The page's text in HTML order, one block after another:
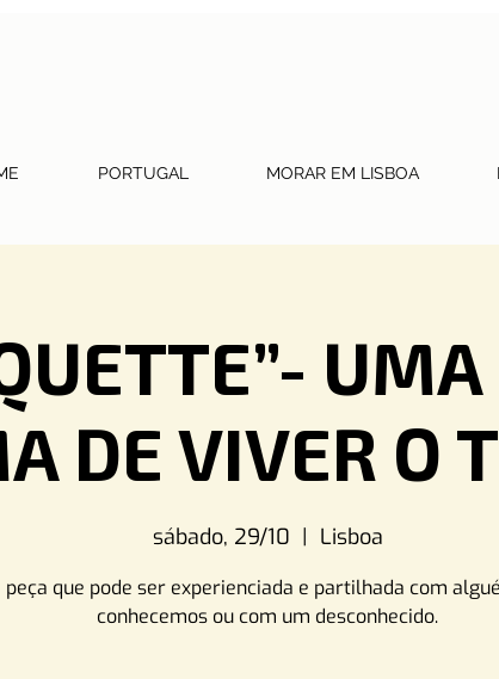
PORTUGAL MORAR EM LISBOA
DE VIVER O
sábado, 29/10
  |
Lisboa
peça que pode ser experienciada e partilhada com
conhecemos ou com um desconhecido.